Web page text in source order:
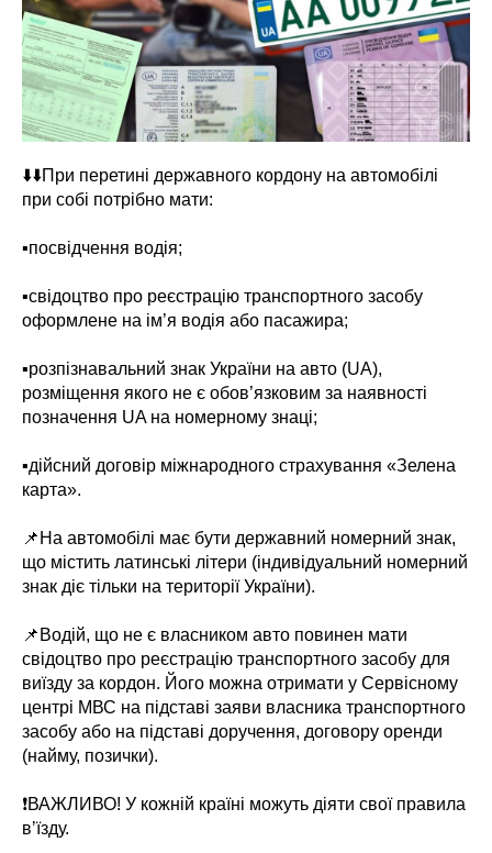
⬇️⬇️При перетині державного кордону на автомобілі
при собі потрібно мати:
▪️посвідчення водія;
▪️свідоцтво про реєстрацію транспортного засобу
оформлене на ім’я водія або пасажира;
▪️розпізнавальний знак України на авто (UA),
розміщення якого не є обов’язковим за наявності
позначення UA на номерному знаці;
▪️дійсний договір міжнародного страхування «Зелена
карта».
📌На автомобілі має бути державний номерний знак,
що містить латинські літери (індивідуальний номерний
знак діє тільки на території України).
📌Водій, що не є власником авто повинен мати
свідоцтво про реєстрацію транспортного засобу для
виїзду за кордон. Його можна отримати у Сервісному
центрі МВС на підставі заяви власника транспортного
засобу або на підставі доручення, договору оренди
(найму, позички).
❗️ВАЖЛИВО! У кожній країні можуть діяти свої правила
вʼїзду.